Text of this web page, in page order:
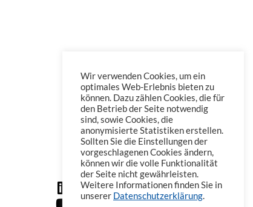
Wir verwenden Cookies, um ein
optimales Web-Erlebnis bieten zu
können. Dazu zählen Cookies, die für
den Betrieb der Seite notwendig
sind, sowie Cookies, die
anonymisierte Statistiken erstellen.
Sollten Sie die Einstellungen der
vorgeschlagenen Cookies ändern,
können wir die volle Funktionalität
der Seite nicht gewährleisten.
Weitere Informationen finden Sie in
unserer Datenschutzerklärung.